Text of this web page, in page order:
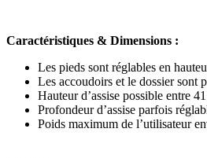
Caractéristiques & Dimensions :
Les pieds sont réglables en
Les accoudoirs et le dossier sont
Hauteur d’assise possible entre
Profondeur d’assise parfois
Poids maximum de l’utilisateur